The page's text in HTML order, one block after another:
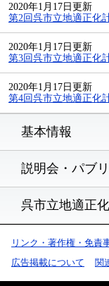
2020年1月17日更新
第2回呉市立地適正化
2020年1月17日更新
第3回呉市立地適正化
2020年1月17日更新
第4回呉市立地適正化
基本情報
説明会・パブ
呉市立地適正
リンク・著作権・免責
広告掲載について
関